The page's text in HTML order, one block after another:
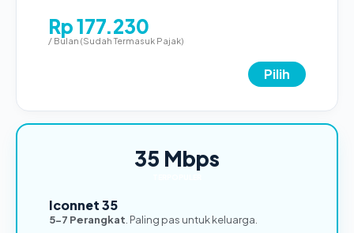
Rp 177.230
/ Bulan (Sudah Termasuk Pajak)
Pilih
35 Mbps
Iconnet 35
5-7 Perangkat . Paling pas untuk keluarga.